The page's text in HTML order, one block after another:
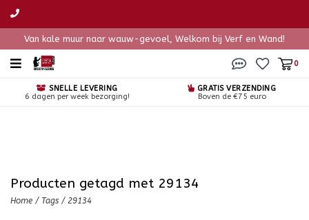
Van kale muur naar wauw-gevoel, Welkom bij Verf en Wand!
0
SNELLE LEVERING
6 dagen per week bezorging!
GRATIS VERZENDING
Boven de €75 euro
Producten getagd met 29134
Home / Tags / 29134